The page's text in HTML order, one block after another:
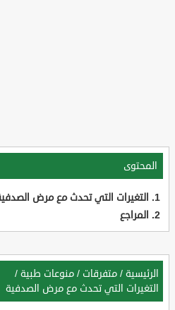
المحتوى
التغيرات التي تحدث مع مرض
المراجع
الرئيسية / متفرقات / منوعات طبية /
التغيرات التي تحدث مع مرض الصدفية